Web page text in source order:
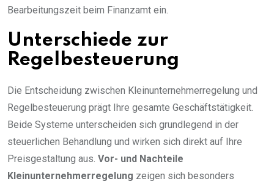
Bearbeitungszeit beim Finanzamt ein.
Unterschiede zur
Regelbesteuerung
Die Entscheidung zwischen Kleinunternehmerregelung und
Regelbesteuerung prägt Ihre gesamte Geschäftstätigkeit.
Beide Systeme unterscheiden sich grundlegend in der
steuerlichen Behandlung und wirken sich direkt auf Ihre
Preisgestaltung aus. Vor- und Nachteile
Kleinunternehmerregelung zeigen sich besonders